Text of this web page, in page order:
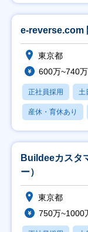
e-reverse.com
東京都
600万~740万
正社員採用 土
産休・育休あり
Buildeeカスタ
ー）
東京都
750万~1000